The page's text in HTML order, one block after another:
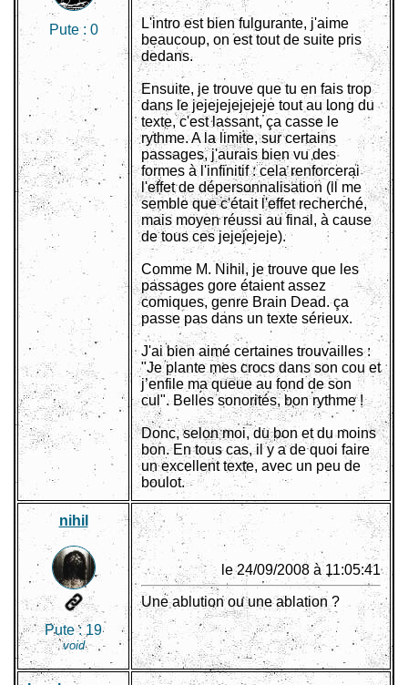
Pute : 0
L'intro est bien fulgurante, j'aime
beaucoup, on est tout de suite pris
dedans.
Ensuite, je trouve que tu en fais trop
dans le jejejejejejeje tout au long du
texte, c'est lassant, ça casse le
rythme. A la limite, sur certains
passages, j'aurais bien vu des
formes à l'infinitif : cela renforcerai
l'effet de dépersonnalisation (il me
semble que c'était l'effet recherché,
mais moyen réussi au final, à cause
de tous ces jejejejeje).
Comme M. Nihil, je trouve que les
passages gore étaient assez
comiques, genre Brain Dead. ça
passe pas dans un texte sérieux.
J'ai bien aimé certaines trouvailles :
"Je plante mes crocs dans son cou et
j’enfile ma queue au fond de son
cul". Belles sonorités, bon rythme !
Donc, selon moi, du bon et du moins
bon. En tous cas, il y a de quoi faire
un excellent texte, avec un peu de
boulot.
nihil
Pute : 19
void
le 24/09/2008 à 11:05:41
Une ablution ou une ablation ?